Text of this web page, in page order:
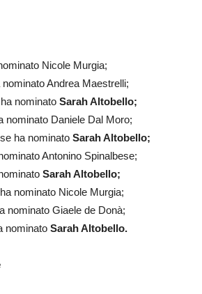
Nicole Murgia;
Andrea Maestrelli;
nominato Sarah Altobello;
nominato Daniele Dal Moro;
ha nominato Sarah Altobello;
Antonino Spinalbese;
Sarah Altobello;
nominato Nicole Murgia;
nominato Giaele de Donà;
nominato Sarah Altobello.